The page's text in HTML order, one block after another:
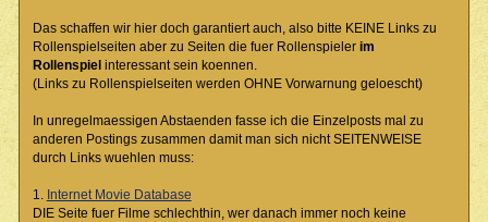
Das schaffen wir hier doch garantiert auch, also bitte KEINE Links zu
Rollenspielseiten aber zu Seiten die fuer Rollenspieler im
Rollenspiel interessant sein koennen.
(Links zu Rollenspielseiten werden OHNE Vorwarnung geloescht)
In unregelmaessigen Abstaenden fasse ich die Einzelposts mal zu
anderen Postings zusammen damit man sich nicht SEITENWEISE
durch Links wuehlen muss:
1. Internet Movie Database
DIE Seite fuer Filme schlechthin, wer danach immer noch keine